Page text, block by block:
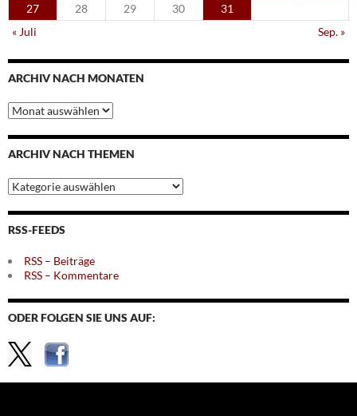
27
28 29 30
31
« Juli
Sep. »
ARCHIV NACH MONATEN
Archiv
nach
Monaten
ARCHIV NACH THEMEN
Archiv
nach
Themen
RSS-FEEDS
RSS – Beiträge
RSS – Kommentare
ODER FOLGEN SIE UNS AUF: